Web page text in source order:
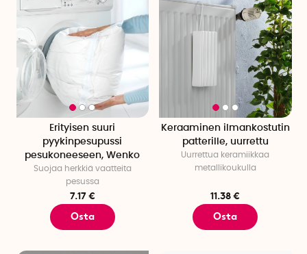
Erityisen suuri
pyykinpesupussi
pesukoneeseen, Wenko
Suojaa herkkiä vaatteita
pesussa
7.17 €
Osta
Keraaminen ilmankostutin
patterille, uurrettu
Uurrettua keramiikkaa
metallikoukulla
11.38 €
Osta